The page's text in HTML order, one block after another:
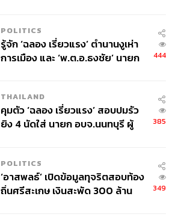
POLITICS
รู้จัก ‘ฉลอง เรี่ยวแรง’ ตำนานงูเห่า
การเมือง และ ‘พ.ต.อ.ธงชัย’ นายก
444
THAILAND
คุมตัว ‘ฉลอง เรี่ยวแรง’ สอบปมรัว
ยิง 4 นัดใส่ นายก อบจ.นนทบุรี ผู้
385
POLITICS
‘อาสพลธ์’ เปิดข้อมูลทุจริตสอบท้อง
ถิ่นศรีสะเกษ เงินสะพัด 300 ล้าน
349